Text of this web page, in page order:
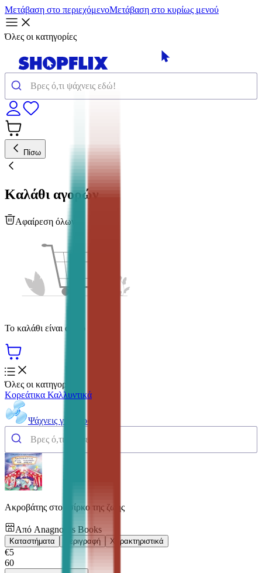
Μετάβαση στο περιεχόμενοΜετάβαση στο κυρίως μενού
Όλες οι κατηγορίες
Πίσω
Καλάθι αγορών
Αφαίρεση όλων
Το καλάθι είναι άδειο
Όλες οι κατηγορίες
Κορεάτικα Καλλυντικά
Ψάχνεις για δροσιά;
Ακροβάτης στο τσίρκο της ζωής
Από Anagnostis Books
Καταστήματα Περιγραφή Χαρακτηριστικά
€5
60